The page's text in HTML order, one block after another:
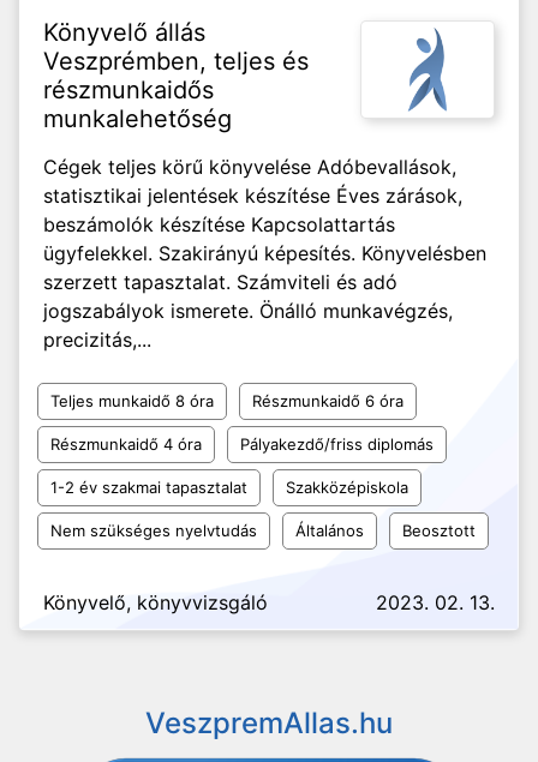
Könyvelő állás
Veszprémben, teljes és
részmunkaidős
munkalehetőség
Cégek teljes körű könyvelése Adóbevallások,
statisztikai jelentések készítése Éves zárások,
beszámolók készítése Kapcsolattartás
ügyfelekkel. Szakirányú képesítés. Könyvelésben
szerzett tapasztalat. Számviteli és adó
jogszabályok ismerete. Önálló munkavégzés,
precizitás,...
Teljes munkaidő 8 óra Részmunkaidő 6 óra
Részmunkaidő 4 óra Pályakezdő/friss diplomás
1-2 év szakmai tapasztalat Szakközépiskola
Nem szükséges nyelvtudás Általános Beosztott
Könyvelő, könyvvizsgáló 2023. 02. 13.
VeszpremAllas.hu